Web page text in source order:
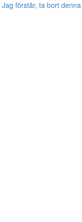
Jag förstår, ta bort